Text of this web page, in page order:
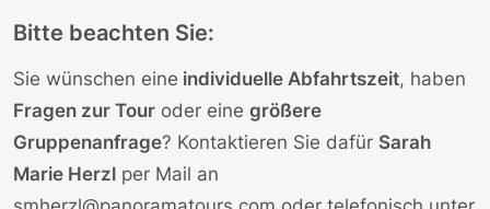
Bitte beachten Sie:
Sie wünschen eine individuelle Abfahrtszeit, haben
Fragen zur Tour oder eine größere
Gruppenanfrage? Kontaktieren Sie dafür Sarah
Marie Herzl per Mail an